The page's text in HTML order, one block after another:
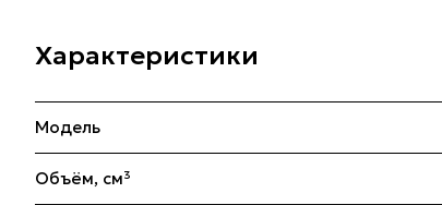
Характеристики
Модель
Объём, см³